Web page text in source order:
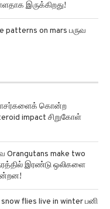
on mars பருவ
impact சிறுகோள்
make two
இரண்டு ஒலிகளை
flies live in winter பனி